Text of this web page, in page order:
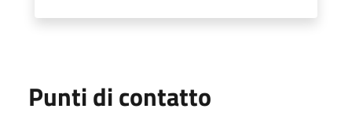
Punti di contatto